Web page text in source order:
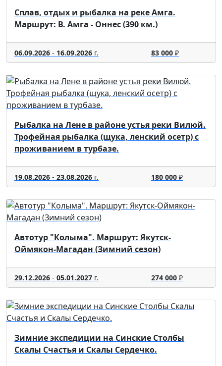
Сплав, отдых и рыбалка на реке Амга.
Маршрут: В. Амга - Оннес (390 км.)
06.09.2026 - 16.09.2026 г. 83 000₽
Рыбалка на Лене в районе устья реки Вилюй.
Трофейная рыбалка (щука, ленский осетр) с
проживанием в турбазе.
19.08.2026 - 23.08.2026 г. 180 000₽
Автотур "Колыма". Маршрут: Якутск-
Оймякон-Магадан (Зимний сезон)
29.12.2026 - 05.01.2027 г. 274 000₽
Зимние экспедиции на Синские Столбы
Скалы Счастья и Скалы Сердечко.